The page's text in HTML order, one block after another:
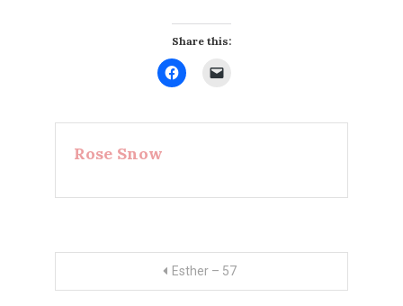
Share this:
Klick,
um
teilen Link
(Wird
Rose Snow
Beitragsnavigation
Esther – 57